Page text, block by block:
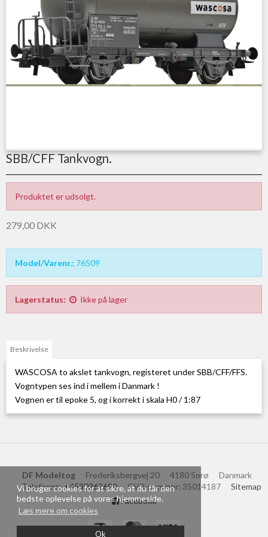
Vi bruger cookies for at sikre, at du får den
bedste oplevelse på vores hjemmeside.
Læs mere om cookies
Ok
SBB/CFF Tankvogn.
Produktet er udsolgt.
279,00 DKK
Model/Varenr.: 76509
Lagerstatus: Ikke på lager
Beskrivelse
WASCOSA to akslet tankvogn, registeret under SBB/CFF/FFS.
Vogntypen ses ind i mellem i Danmark !
Vognen er til epoke 5, og i korrekt i skala H0 / 1:87
DF Modeltog Frederiksbergvej 20 4180 Sorø
Danmark
Telefonnr.: +4530262690 CVR-nummer: 35014187
Sitemap
Facebook